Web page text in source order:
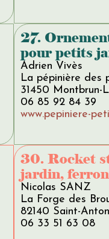
27.
pour petits
Adrien Vivès
La pépinière des
31450 Montbrun-
06 85 92 84 39
www.pepiniere-
30. Rocket
jardin,
Nicolas SANZ
La Forge des
82140 Saint-
06 33 51 63 08